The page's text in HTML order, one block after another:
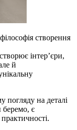
створення
інтерʼєри,
й
погляду на деталі
є